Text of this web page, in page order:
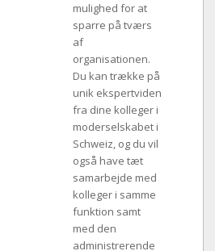
mulighed for at
sparre på tværs
af
organisationen.
Du kan trække på
unik ekspertviden
fra dine kolleger i
moderselskabet i
Schweiz, og du vil
også have tæt
samarbejde med
kolleger i samme
funktion samt
med den
administrerende